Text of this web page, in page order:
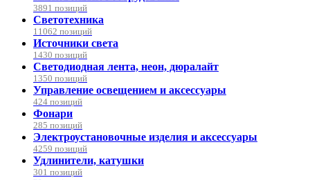
3891 позиций
Светотехника
11062 позиций
Источники света
1430 позиций
Светодиодная лента, неон, дюралайт
1350 позиций
Управление освещением и аксессуары
424 позиций
Фонари
285 позиций
Электроустановочные изделия и аксессуары
4259 позиций
Удлинители, катушки
301 позиций